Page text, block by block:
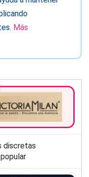
Más
discretas